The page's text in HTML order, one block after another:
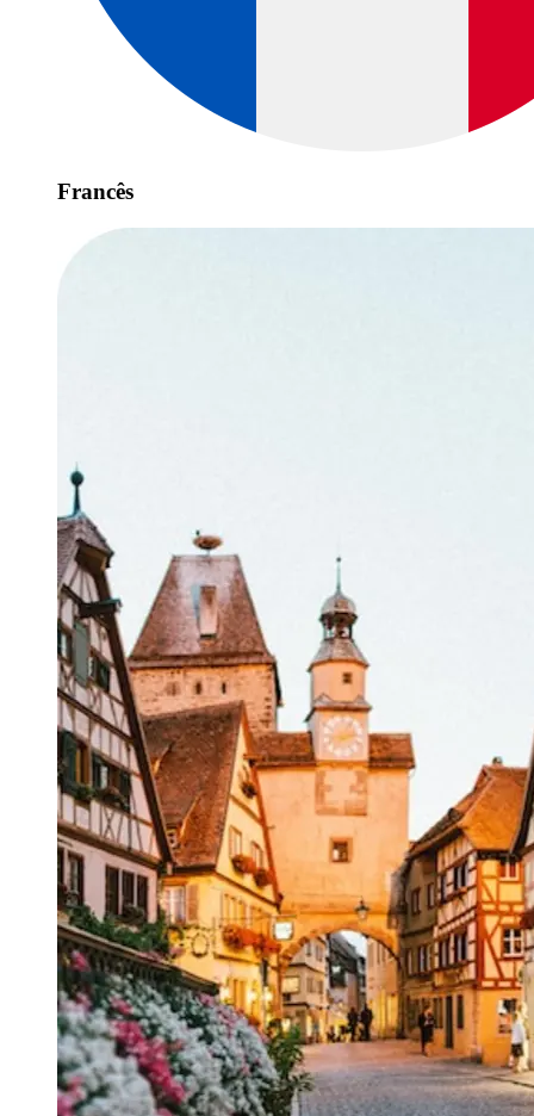
Francês